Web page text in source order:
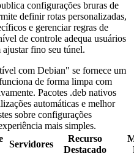
configurações bruras de
definir rotas personalizadas,
e gerenciar regras de
de controle adequa usuários
fino seu túnel.
com Debian" se fornece um
de forma limpa com
Pacotes .deb nativos
automáticas e melhor
sobre configurações
mais simples.
Servidores
Recurso
Destacado